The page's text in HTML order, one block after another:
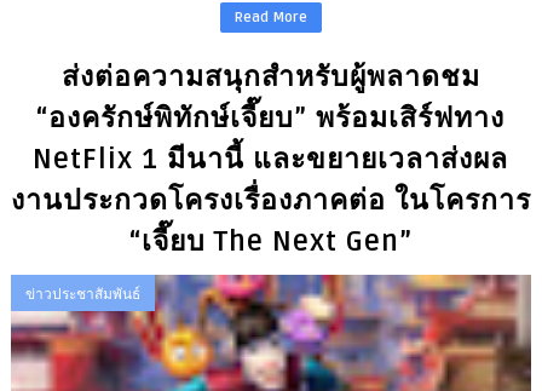
Read More
ส่งต่อความสนุกสำหรับผู้พลาดชม
“องครักษ์พิทักษ์เจี๊ยบ” พร้อมเสิร์ฟทาง
NetFlix 1 มีนานี้ และขยายเวลาส่งผล
งานประกวดโครงเรื่องภาคต่อ ในโครการ
“เจี๊ยบ The Next Gen”
ข่าวประชาสัมพันธ์